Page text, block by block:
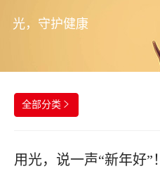
光，守护健康
全部分类 
用光，说一声“新年好”！